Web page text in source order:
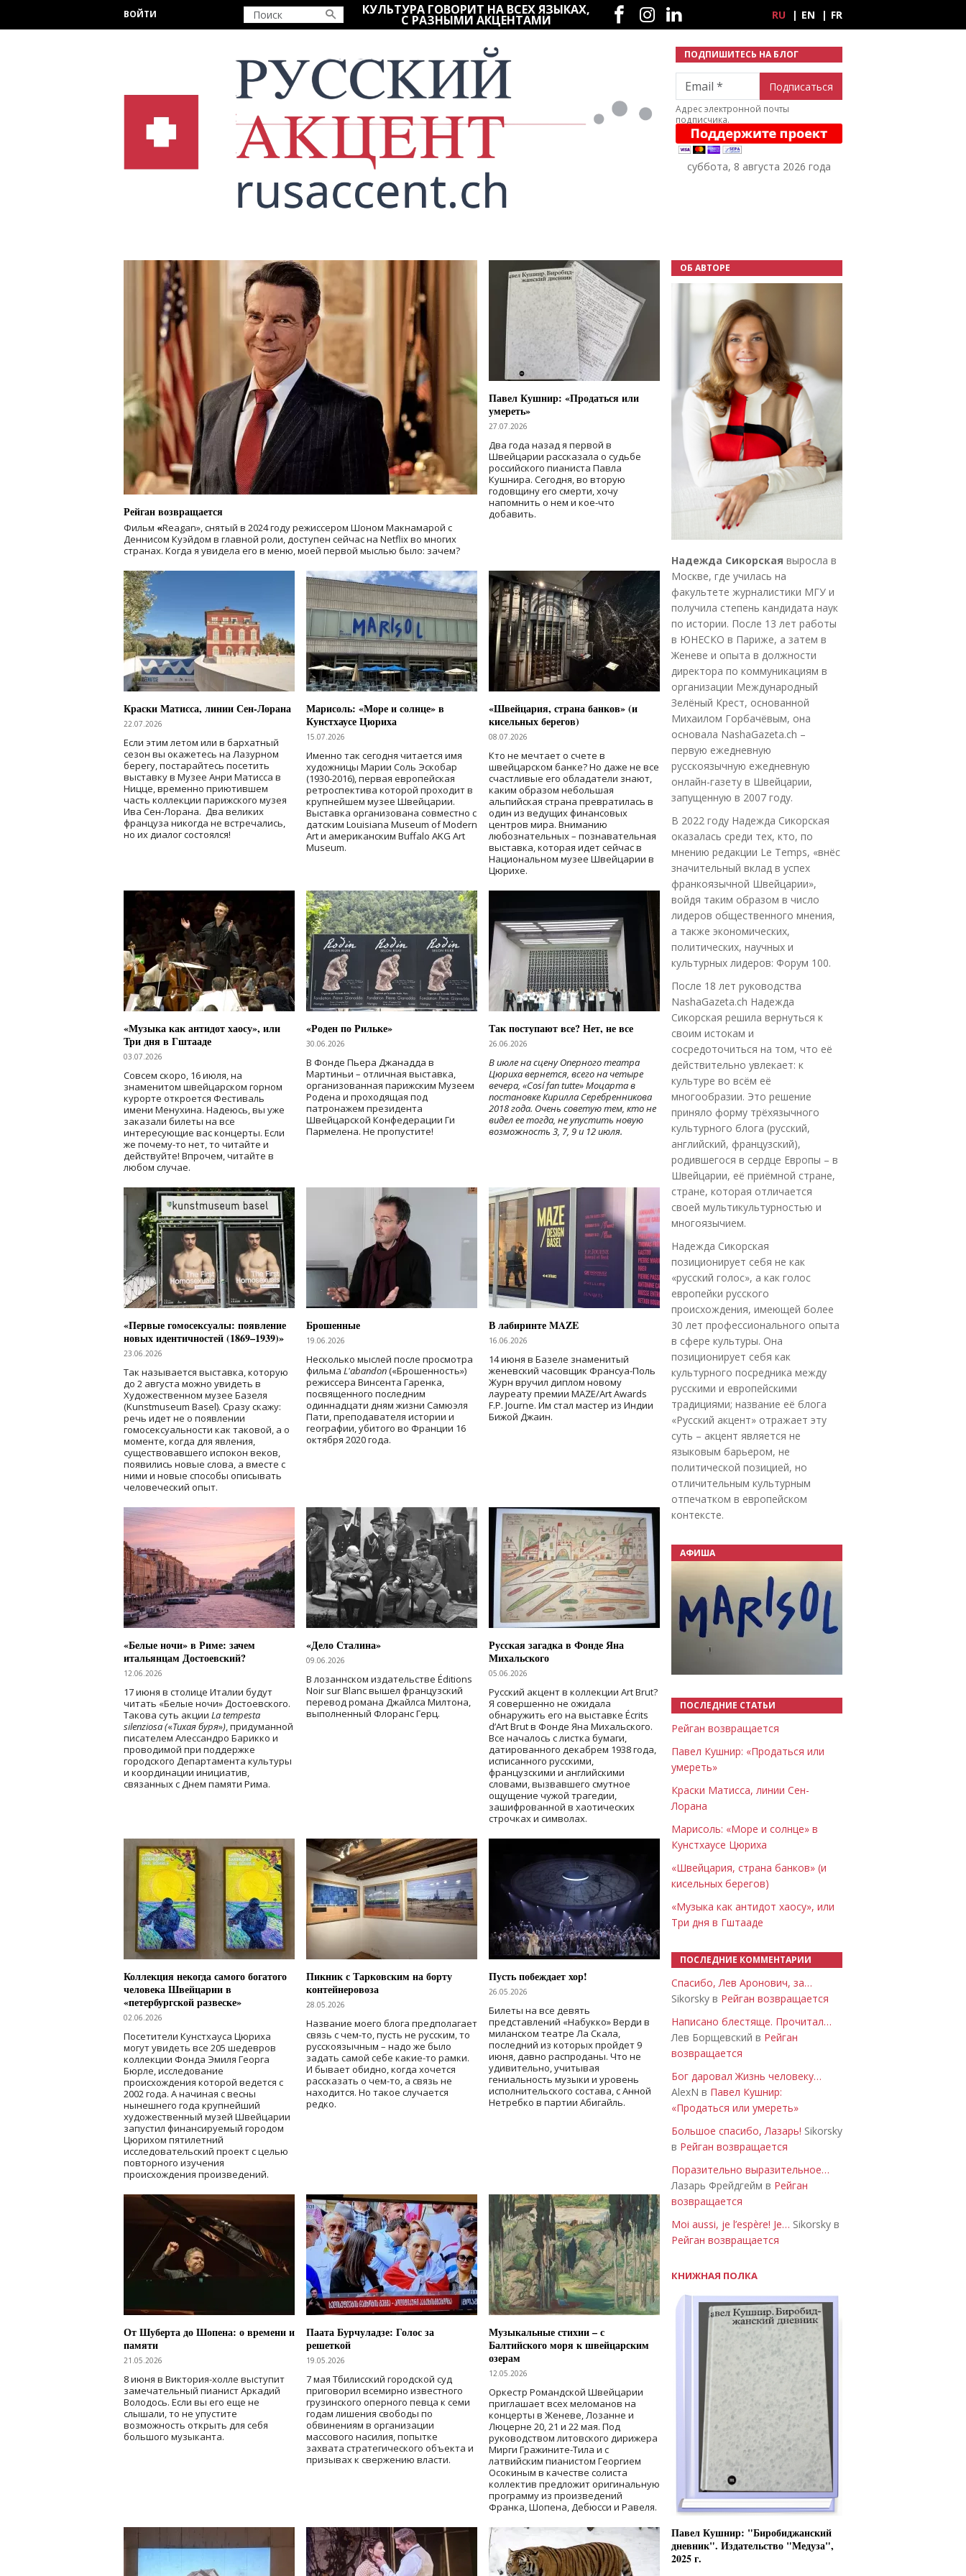
ВОЙТИ КУЛЬТУРА ГОВОРИТ НА ВСЕХ ЯЗЫКАХ,
С РАЗНЫМИ АКЦЕНТАМИ
Социальные сети
RU EN FR
ПОДПИШИТЕСЬ НА БЛОГ
Email
Адрес электронной почты
подписчика.
суббота, 8 августа 2026 года
Рейган возвращается
Фильм «Reagan», снятый в 2024 годурежиссером Шоном Макнамарой с
Деннисом Куэйдом в главной роли, доступен сейчас на Netflix во многих
странах. Когда я увидела его в меню, моей первой мыслью было: зачем?
Павел Кушнир: «Продаться или
умереть»
27.07.2026
Два года назад я первой в
Швейцарии рассказала о судьбе
российского пианиста Павла
Кушнира. Сегодня, во вторую
годовщину его смерти, хочу
напомнить о нем и кое-что
добавить.
Краски Матисса, линии Сен-Лорана
22.07.2026
Если этим летом или в бархатный
сезон вы окажетесь на Лазурном
берегу, постарайтесь посетить
выставку в Музее Анри Матисса в
Ницце, временно приютившем
часть коллекции парижского музея
Ива Сен-Лорана. Два великих
француза никогда не встречались,
но их диалог состоялся!
Марисоль: «Море и солнце» в
Кунстхаусе Цюриха
15.07.2026
Именно так сегодня читается имя
художницы Марии Соль Эскобар
(1930-2016), первая европейская
ретроспектива которой проходит в
крупнейшем музее Швейцарии.
Выставка организована совместно с
датским Louisiana Museum of Modern
Art и американским Buffalo AKG Art
Museum.
«Швейцария, страна банков» (и
кисельных берегов)
08.07.2026
Кто не мечтает о счете в
швейцарском банке? Но даже не все
счастливые его обладатели знают,
каким образом небольшая
альпийская страна превратилась в
один из ведущих финансовых
центров мира. Вниманию
любознательных – познавательная
выставка, которая идет сейчас в
Национальном музее Швейцарии в
Цюрихе.
«Музыка как антидот хаосу», или
Три дня в Гштааде
03.07.2026
Совсем скоро, 16 июля, на
знаменитом швейцарском горном
курорте откроется Фестиваль
имени Менухина. Надеюсь, вы уже
заказали билеты на все
интересующие вас концерты. Если
же почему-то нет, то читайте и
действуйте! Впрочем, читайте в
любом случае.
«Роден по Рильке»
30.06.2026
В Фонде Пьера Джанадда в
Мартиньи – отличная выставка,
организованная парижским Музеем
Родена и проходящая под
патронажем президента
Швейцарской Конфедерации Ги
Пармелена. Не пропустите!
Так поступают все? Нет, не все
26.06.2026
В июле на сцену Оперного театра
Цюриха вернется, всего на четыре
вечера, «Cosí fan tutte» Моцарта в
постановке Кирилла Серебренникова
2018 года. Очень советую тем, кто не
видел ее тогда, не упустить новую
возможность 3, 7, 9 и 12 июля.
«Первые гомосексуалы: появление
новых идентичностей (1869–1939)»
23.06.2026
Так называется выставка, которую
до 2 августа можно увидеть в
Художественном музее Базеля
(Kunstmuseum Basel). Сразу скажу:
речь идет не о появлении
гомосексуальности как таковой, а о
моменте, когда для явления,
существовавшего испокон веков,
появились новые слова, а вместе с
ними и новые способы описывать
человеческий опыт.
Брошенные
19.06.2026
Несколько мыслей после просмотра
фильма L'abandon(«Брошенность»)
режиссера Винсента Гаренка,
посвященного последним
одиннадцати дням жизни Самюэля
Пати, преподавателя истории и
географии, убитого во Франции 16
октября 2020 года.
В лабиринте MAZE
16.06.2026
14 июня в Базеле знаменитый
женевский часовщик Франсуа-Поль
Журн вручил диплом новому
лауреату премии MAZE/Art Awards
F.P. Journe. Им стал мастер из Индии
Бижой Джаин.
«Белые ночи» в Риме: зачем
итальянцам Достоевский?
12.06.2026
17 июня в столице Италии будут
читать «Белые ночи» Достоевского.
Такова суть акции La tempesta
silenziosa («Тихая буря»), придуманной
писателем Алессандро Барикко и
проводимой при поддержке
городского Департамента культуры
и координации инициатив,
связанных с Днем памяти Рима.
«Дело Сталина»
09.06.2026
В лозаннском издательстве Éditions
Noir sur Blanc вышел французский
перевод романа Джайлса Милтона,
выполненный Флоранс Герц.
Русская загадка в Фонде Яна
Михальского
05.06.2026
Русский акцент в коллекции Art Brut?
Я совершенно не ожидала
обнаружить его на выставке Écrits
d’Art Brut в Фонде Яна Михальского.
Все началось с листка бумаги,
датированного декабрем 1938 года,
исписанного русскими,
французскими и английскими
словами, вызвавшего смутное
ощущение чужой трагедии,
зашифрованной в хаотических
строчках и символах.
Коллекция некогда самого богатого
человека Швейцарии в
«петербургской развеске»
02.06.2026
Посетители Кунстхауса Цюриха
могут увидеть все 205 шедевров
коллекции Фонда Эмиля Георга
Бюрле, исследование
происхождения которой ведется с
2002 года. А начиная с весны
нынешнего года крупнейший
художественный музей Швейцарии
запустил финансируемый городом
Цюрихом пятилетний
исследовательский проект с целью
повторного изучения
происхождения произведений.
Пикник с Тарковским на борту
контейнеровоза
28.05.2026
Название моего блога предполагает
связь с чем-то, пусть не русским, то
русскоязычным – надо же было
задать самой себе какие-то рамки.
И бывает обидно, когда хочется
рассказать о чем-то, а связь не
находится. Но такое случается
редко.
Пусть побеждает хор!
26.05.2026
Билеты на все девять
представлений «Набукко» Верди в
миланском театре Ла Скала,
последний из которых пройдет 9
июня, давно распроданы. Что не
удивительно, учитывая
гениальность музыки и уровень
исполнительского состава, с Анной
Нетребко в партии Абигайль.
От Шуберта до Шопена: о времени и
памяти
21.05.2026
8 июня в Виктория-холле выступит
замечательный пианист Аркадий
Володось. Если вы его еще не
слышали, то не упустите
возможность открыть для себя
большого музыканта.
Паата Бурчуладзе: Голос за
решеткой
19.05.2026
7 мая Тбилисский городской суд
приговорил всемирно известного
грузинского оперного певца к семи
годам лишения свободы по
обвинениям в организации
массового насилия, попытке
захвата стратегического объекта и
призывах к свержению власти.
Музыкальные стихии – с
Балтийского моря к швейцарским
озерам
12.05.2026
Оркестр Романдской Швейцарии
приглашает всех меломанов на
концерты в Женеве, Лозанне и
Люцерне 20, 21 и 22 мая. Под
руководством литовского дирижера
Мирги Гражините-Тила и с
латвийским пианистом Георгием
Осокиным в качестве солиста
коллектив предложит оригинальную
программу из произведений
Франка, Шопена, Дебюсси и Равеля.
ОБ АВТОРЕ
Надежда Сикорская выросла в
Москве, где училась на
факультете журналистики МГУ и
получила степень кандидата наук
по истории. После 13 лет работы
в ЮНЕСКО в Париже, а затем в
Женеве и опыта в должности
директора по коммуникациям в
организации Международный
Зелёный Крест, основанной
Михаилом Горбачёвым, она
основала NashaGazeta.ch –
первую ежедневную
русскоязычную ежедневную
онлайн-газету в Швейцарии,
запущенную в 2007 году.
В 2022 году Надежда Сикорская
оказалась среди тех, кто, по
мнению редакции Le Temps, «внёс
значительный вклад в успех
франкоязычной Швейцарии»,
войдя таким образом в число
лидеров общественного мнения,
а также экономических,
политических, научных и
культурных лидеров: Форум 100.
После 18 лет руководства
NashaGazeta.ch Надежда
Сикорская решила вернуться к
своим истокам и
сосредоточиться на том, что её
действительно увлекает: к
культуре во всём её
многообразии. Это решение
приняло форму трёхязычного
культурного блога (русский,
английский, французский),
родившегося в сердце Европы – в
Швейцарии, её приёмной стране,
стране, которая отличается
своей мультикультурностью и
многоязычием.
Надежда Сикорская
позиционирует себя не как
«русский голос», а как голос
европейки русского
происхождения, имеющей более
30 лет профессионального опыта
в сфере культуры. Она
позиционирует себя как
культурного посредника между
русскими и европейскими
традициями; название её блога
«Русский акцент» отражает эту
суть – акцент является не
языковым барьером, не
политической позицией, но
отличительным культурным
отпечатком в европейском
контексте.
АФИША
ПОСЛЕДНИЕ СТАТЬИ
Рейган возвращается
Павел Кушнир: «Продаться или
умереть»
Краски Матисса, линии Сен-
Лорана
Марисоль: «Море и солнце» в
Кунстхаусе Цюриха
«Швейцария, страна банков» (и
кисельных берегов)
«Музыка как антидот хаосу», или
Три дня в Гштааде
ПОСЛЕДНИЕ КОММЕНТАРИИ
Спасибо, Лев Аронович, за…
Sikorsky в Рейган возвращается
Написано блестяще. Прочитал…
Лев Борщевский в Рейган
возвращается
Бог даровал Жизнь человеку…
AlexN в Павел Кушнир:
«Продаться или умереть»
Большое спасибо, Лазарь! Sikorsky
в Рейган возвращается
Поразительно выразительное…
Лазарь Фрейдгейм в Рейган
возвращается
Moi aussi, je l’espère! Je… Sikorsky в
Рейган возвращается
КНИЖНАЯ ПОЛКА
Павел Кушнир: "Биробиджанский
дневник". Издательство "Медуза",
2025 г.